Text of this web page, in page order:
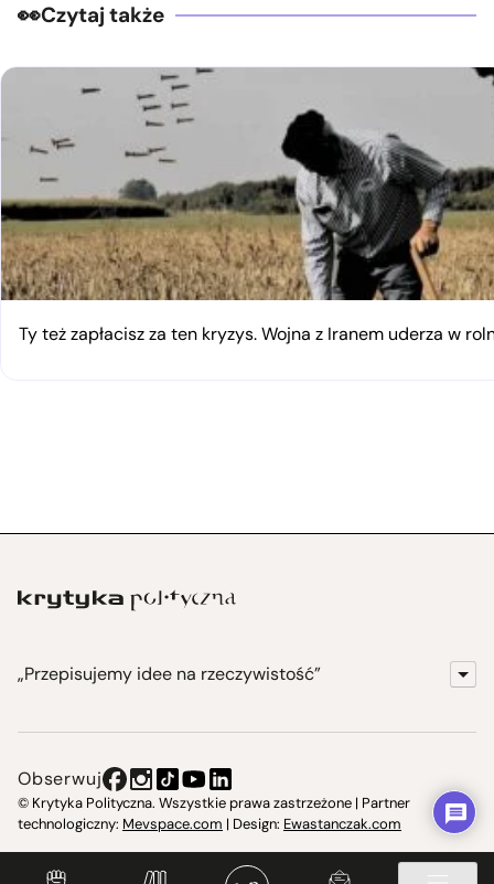
Czytaj także
Ty też zapłacisz za ten kryzys. Wojna z Iranem uderza w
„Przepisujemy idee na rzeczywistość”
Instytut Krytyki Politycznej
Obserwuj
© Krytyka Polityczna. Wszystkie prawa zastrzeżone | Partner
technologiczny: Mevspace.com | Design: Ewastanczak.com